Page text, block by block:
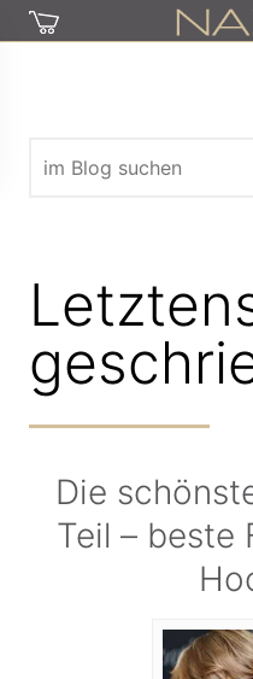
Die
Teil – beste